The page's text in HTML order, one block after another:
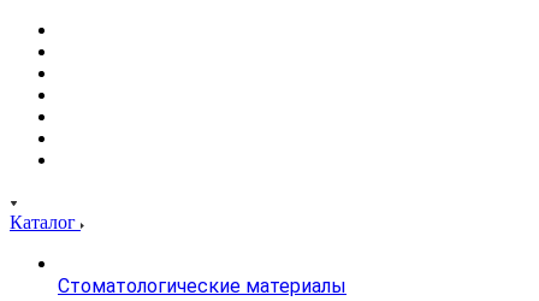
Каталог
Стоматологические материалы